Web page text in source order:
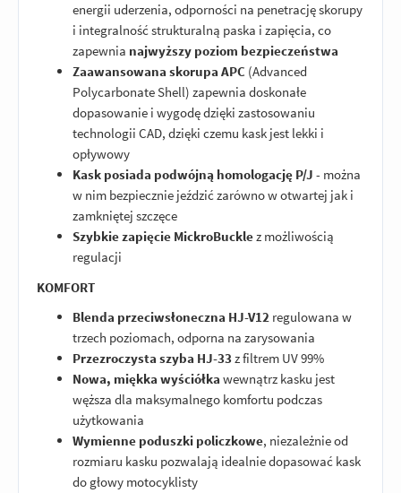
energii uderzenia, odporności na penetrację skorupy
i integralność strukturalną paska i zapięcia, co
zapewnia najwyższy poziom bezpieczeństwa
Zaawansowana skorupa APC (Advanced
Polycarbonate Shell) zapewnia doskonałe
dopasowanie i wygodę dzięki zastosowaniu
technologii CAD, dzięki czemu kask jest lekki i
opływowy
Kask posiada podwójną homologację P/J - można
w nim bezpiecznie jeździć zarówno w otwartej jak i
zamkniętej szczęce
Szybkie zapięcie MickroBucklez możliwością
regulacji
KOMFORT
Blenda przeciwsłoneczna HJ-V12 regulowana w
trzech poziomach, odporna na zarysowania
Przezroczysta szyba HJ-33z filtrem UV 99%
Nowa, miękka wyściółka wewnątrz kasku jest
węższa dla maksymalnego komfortu podczas
użytkowania
Wymienne poduszki policzkowe, niezależnie od
rozmiaru kasku pozwalają idealnie dopasować kask
do głowy motocyklisty